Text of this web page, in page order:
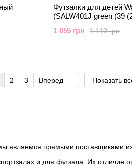
являемся прямыми поставщиками
и для футзала. Их отличие
Футзалки для детей
(SALW401J green (39
1 110 грн
1 055 грн
2 3 Вперед Показать